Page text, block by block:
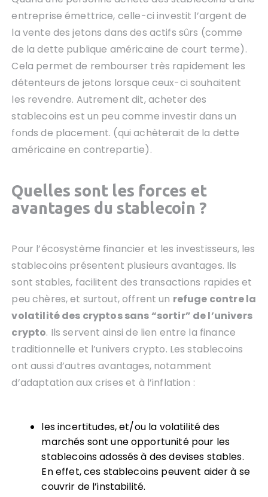
entreprise émettrice, celle-ci investit l’argent de
la vente des jetons dans des actifs sûrs (comme
de la dette publique américaine de court terme).
Cela permet de rembourser très rapidement les
détenteurs de jetons lorsque ceux-ci souhaitent
les revendre. Autrement dit, acheter des
stablecoins est un peu comme investir dans un
fonds de placement. (qui achèterait de la dette
américaine en contrepartie).
Quelles sont les forces et
avantages du stablecoin ?
Pour l’écosystème financier et les investisseurs, les
stablecoins présentent plusieurs avantages. Ils
sont stables, facilitent des transactions rapides et
peu chères, et surtout, offrent un refuge contre la
volatilité des cryptos sans “sortir” de l’univers
crypto. Ils servent ainsi de lien entre la finance
traditionnelle et l’univers crypto. Les stablecoins
ont aussi d’autres avantages, notamment
d’adaptation aux crises et à l’inflation :
les incertitudes, et/ou la volatilité des
marchés sont une opportunité pour les
stablecoins adossés à des devises stables.
En effet, ces stablecoins peuvent aider à se
couvrir de l’instabilité.